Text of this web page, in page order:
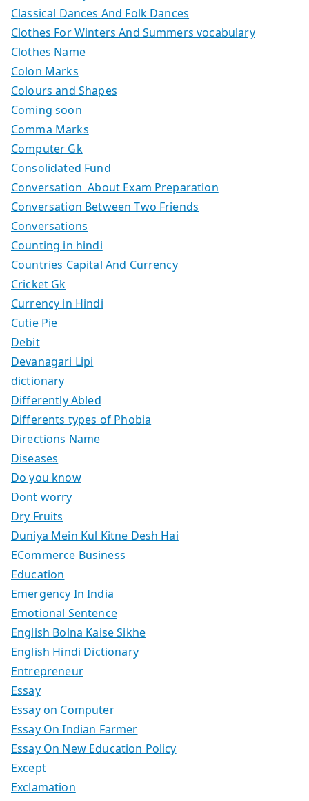
Classical Dances And Folk Dances
Clothes For Winters And Summers vocabulary
Clothes Name
Colon Marks
Colours and Shapes
Coming soon
Comma Marks
Computer Gk
Consolidated Fund
Conversation About Exam Preparation
Conversation Between Two Friends
Conversations
Counting in hindi
Countries Capital And Currency
Cricket Gk
Currency in Hindi
Cutie Pie
Debit
Devanagari Lipi
dictionary
Differently Abled
Differents types of Phobia
Directions Name
Diseases
Do you know
Dont worry
Dry Fruits
Duniya Mein Kul Kitne Desh Hai
ECommerce Business
Education
Emergency In India
Emotional Sentence
English Bolna Kaise Sikhe
English Hindi Dictionary
Entrepreneur
Essay
Essay on Computer
Essay On Indian Farmer
Essay On New Education Policy
Except
Exclamation